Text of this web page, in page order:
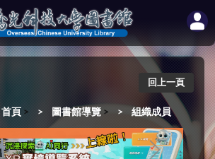
回上一頁
首頁 > 圖書館導覽 > 組織成員